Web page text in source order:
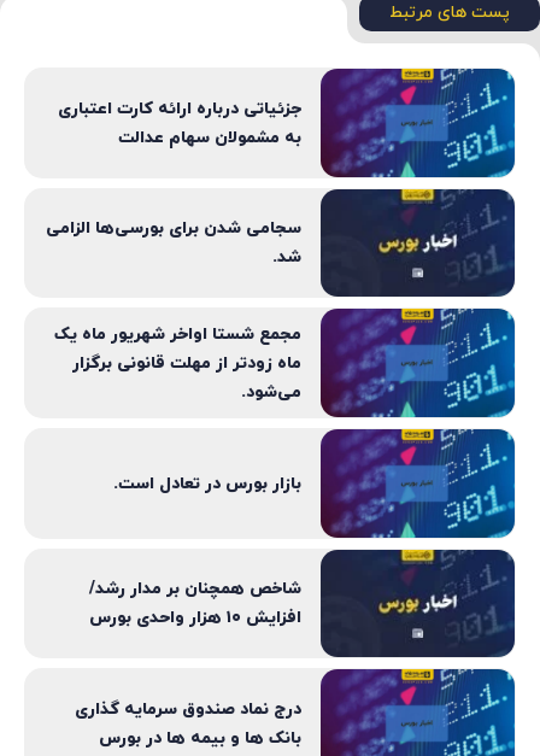
پست های مرتبط
جزئیاتی درباره ارائه کارت اعتباری
به مشمولان سهام عدالت
سجامی شدن برای بورسی‌ها الزامی
شد.
مجمع شستا اواخر شهریور ماه یک‌
ماه زودتر از مهلت قانونی برگزار
می‌شود.
بازار بورس در تعادل است.
شاخص همچنان بر مدار رشد/
افزایش ۱۰ هزار واحدی بورس
درج نماد صندوق سرمایه گذاری
بانک ها و بیمه ها در بورس